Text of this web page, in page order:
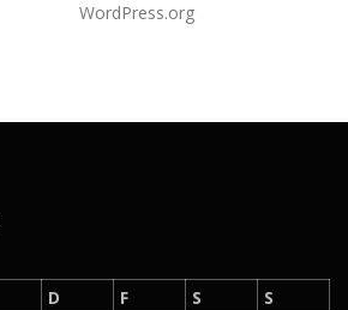
WordPress.org
D F S
S